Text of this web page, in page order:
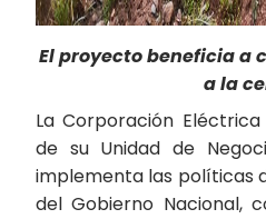
El proyecto beneficia a
a la
La Corporación
de su Unidad de
implementa las políticas
del Gobierno Nacional,